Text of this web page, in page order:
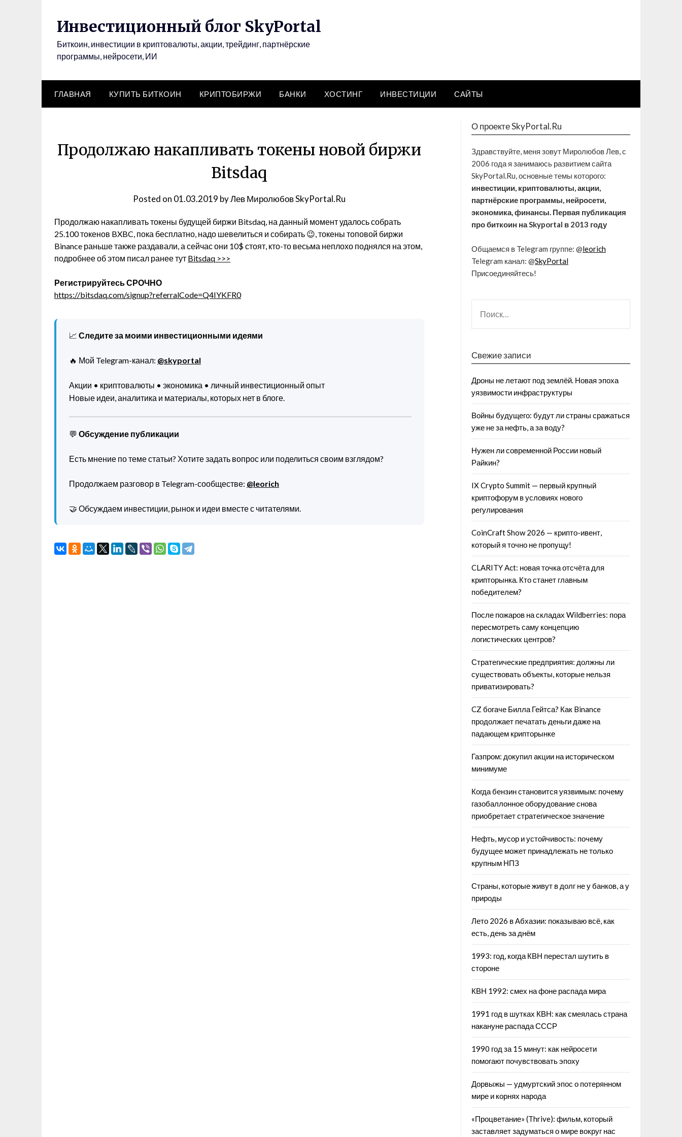
Инвестиционный блог SkyPortal
Биткоин, инвестиции в криптовалюты, акции, трейдинг, партнёрские
программы, нейросети, ИИ
ГЛАВНАЯ КУПИТЬ БИТКОИН КРИПТОБИРЖИ БАНКИ ХОСТИНГ ИНВЕСТИЦИИ САЙТЫ
Продолжаю накапливать токены новой биржи
Bitsdaq
Posted on 01.03.2019 byЛев Миролюбов SkyPortal.Ru
Продолжаю накапливать токены будущей биржи Bitsdaq, на данный момент удалось собрать
25.100 токенов BXBC, пока бесплатно, надо шевелиться и собирать 😉, токены топовой биржи
Binance раньше также раздавали, а сейчас они 10$ стоят, кто-то весьма неплохо поднялся на этом,
подробнее об этом писал ранее тут Bitsdaq >>>
Регистрируйтесь СРОЧНО
https://bitsdaq.com/signup?referralCode=Q4IYKFR0
📈 Следите за моими инвестиционными идеями
🔥 Мой Telegram-канал: @skyportal
Акции • криптовалюты • экономика • личный инвестиционный опыт
Новые идеи, аналитика и материалы, которых нет в блоге.
💬 Обсуждение публикации
Есть мнение по теме статьи? Хотите задать вопрос или поделиться своим взглядом?
Продолжаем разговор в Telegram-сообществе: @leorich
🤝 Обсуждаем инвестиции, рынок и идеи вместе с читателями.
О проекте SkyPortal.Ru
Здравствуйте, меня зовут Миролюбов Лев, с
2006 года я занимаюсь развитием сайта
SkyPortal.Ru, основные темы которого:
инвестиции, криптовалюты, акции,
партнёрские программы, нейросети,
экономика, финансы. Первая публикация
про биткоин на Skyportal в 2013 году
Общаемся в Telegram группе: @leorich
Telegram канал: @SkyPortal
Присоединяйтесь!
Свежие записи
Дроны не летают под землёй. Новая эпоха
уязвимости инфраструктуры
Войны будущего: будут ли страны сражаться
уже не за нефть, а за воду?
Нужен ли современной России новый
Райкин?
IX Crypto Summit — первый крупный
криптофорум в условиях нового
регулирования
CoinCraft Show 2026 — крипто-ивент,
который я точно не пропущу!
CLARITY Act: новая точка отсчёта для
крипторынка. Кто станет главным
победителем?
После пожаров на складах Wildberries: пора
пересмотреть саму концепцию
логистических центров?
Стратегические предприятия: должны ли
существовать объекты, которые нельзя
приватизировать?
CZ богаче Билла Гейтса? Как Binance
продолжает печатать деньги даже на
падающем крипторынке
Газпром: докупил акции на историческом
минимуме
Когда бензин становится уязвимым: почему
газобаллонное оборудование снова
приобретает стратегическое значение
Нефть, мусор и устойчивость: почему
будущее может принадлежать не только
крупным НПЗ
Страны, которые живут в долг не у банков, а у
природы
Лето 2026 в Абхазии: показываю всё, как
есть, день за днём
1993: год, когда КВН перестал шутить в
стороне
КВН 1992: смех на фоне распада мира
1991 год в шутках КВН: как смеялась страна
накануне распада СССР
1990 год за 15 минут: как нейросети
помогают почувствовать эпоху
Дорвыжы — удмуртский эпос о потерянном
мире и корнях народа
«Процветание» (Thrive): фильм, который
заставляет задуматься о мире вокруг нас